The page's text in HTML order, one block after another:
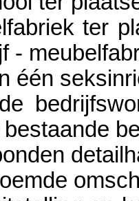
ter
-
één